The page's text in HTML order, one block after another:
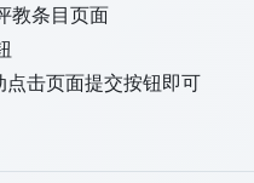
教条目页面
点击页面提交按钮即可